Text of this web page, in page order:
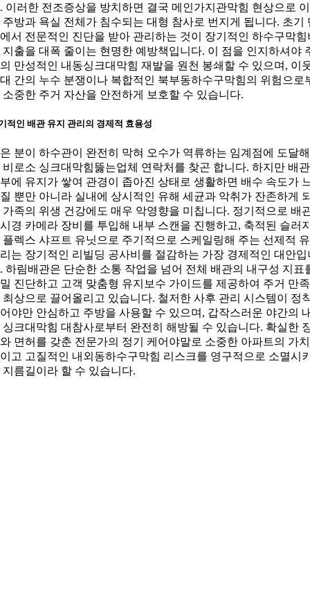
이러한 전조증상을 방치하면 결국 메인가지관막힘 현상으로
주방과 욕실 전체가 침수되는 대형 참사로 번지게 됩니다. 초기
서 전문적인 진단을 받아 관리하는 것이 장기적인 하수구막힘
지출을 대폭 줄이는 현명한 예방책입니다. 이 점을 인지하셔야
만성적인 내동싱크대막힘 재발을 원천 봉쇄할 수 있으며, 이
간의 누수 분쟁이나 복합적인 북부동하수구막힘의 위험으로
소중한 주거 자산을 안전하게 보호할 수 있습니다.
적인 배관 유지 관리의 경제적 효용성
분이 하수관이 완전히 막혀 오수가 역류하는 임계점에 도달
비로소 싱크대막힘뚫는업체 연락처를 찾곤 합니다. 하지만 배관
에 유지가 쌓여 관경이 좁아진 상태로 생활하면 배수 속도가
뿐만 아니라 실내에 상시적인 유해 세균과 악취가 잔존하게
가족의 위생 건강에도 매우 악영향을 미칩니다. 정기적으로 배
경 카메라 장비를 투입해 내부 스캔을 진행하고, 축적된 슬러
플렉스 샤프트 유닛으로 주기적으로 스케일링해 주는 선제적
는 장기적인 리빌딩 공사비를 절감하는 가장 경제적인 대안입
하림배관은 단순한 소통 작업을 넘어 전체 배관의 내구성 지표
진단하고 고객 맞춤형 유지보수 가이드를 제공하여 주거 만
최상으로 끌어올리고 있습니다. 철저한 사후 관리 시스템이 정
야만 안심하고 주방을 사용할 수 있으며, 갑작스러운 야간의
싱크대막힘 대참사로부터 완전히 해방될 수 있습니다. 확실한
면허를 갖춘 전문가의 정기 케어야말로 소중한 아파트의 가
고 고질적인 내외동하수구막힘 리스크를 영구적으로 소멸시
지름길이라 할 수 있습니다.